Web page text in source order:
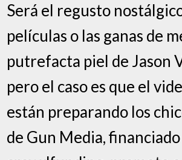
Será el regusto
películas o las ganas de
putrefacta piel de Jason
pero el caso es que el
están preparando los
de Gun Media,